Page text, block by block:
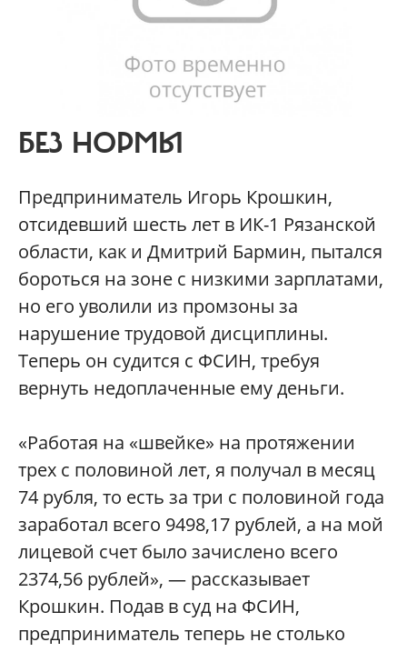
БЕЗ НОРМЫ
Предприниматель Игорь Крошкин,
отсидевший шесть лет в ИК-1 Рязанской
области, как и Дмитрий Бармин, пытался
бороться на зоне с низкими зарплатами,
но его уволили из промзоны за
нарушение трудовой дисциплины.
Теперь он судится с ФСИН, требуя
вернуть недоплаченные ему деньги.
«Работая на «швейке» на протяжении
трех с половиной лет, я получал в месяц
74 рубля, то есть за три с половиной года
заработал всего 9498,17 рублей, а на мой
лицевой счет было зачислено всего
2374,56 рублей», — рассказывает
Крошкин. Подав в суд на ФСИН,
предприниматель теперь не столько